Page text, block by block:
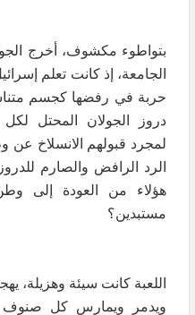
بتواطوء مكشوف، أخرج
الجامعة، إذ كانت تعلم
حربة في رفضها كجسم
دروز الجولان المحتل لكل
لمجرد قبولهم الانسلاخ عن
الرد الرافض والصارم
هؤلاء من العودة إلى
مستبدين؟
اللعبة كانت سيئة وهزيلة،
ويدمر ويمارس كل صنوف